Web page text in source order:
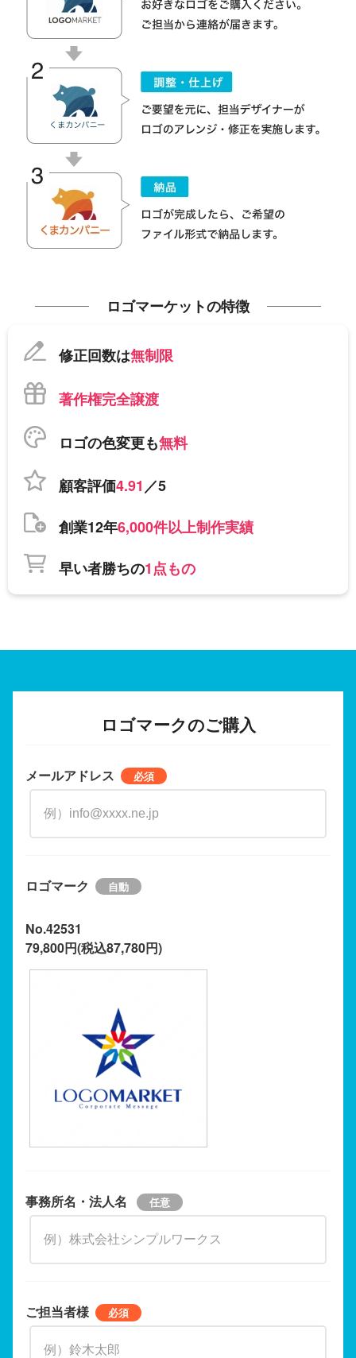
ロゴマーケットの特徴
修正回数は無制限
著作権完全譲渡
ロゴの色変更も無料
顧客評価4.91／5
創業12年6,000件以上制作実績
早い者勝ちの1点もの
ロゴマークのご購入
メールアドレス
ロゴマーク
No.42531
79,800円(税込87,780円)
事務所名・法人名
ご担当者様